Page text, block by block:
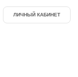
ЛИЧНЫЙ КАБИНЕТ